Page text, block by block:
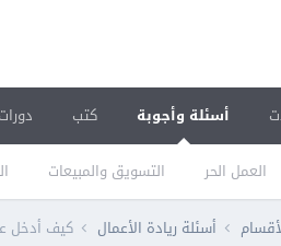
أسئلة وأجوبة
العمل الحر التسويق والمبيعات
كتب دورات
أسئلة ريادة الأعمال كيف أدخل